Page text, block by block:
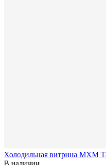
Холодильная витрина МХМ
В наличии